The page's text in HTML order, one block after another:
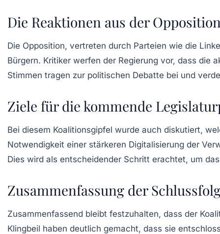
Die Reaktionen aus der
Die Opposition, vertreten durch Parteien wie die Linke
Bürgern. Kritiker werfen der Regierung vor, dass die
Stimmen tragen zur politischen Debatte bei und
Ziele für die kommende
Bei diesem Koalitionsgipfel wurde auch diskutiert,
Notwendigkeit einer stärkeren Digitalisierung der
Dies wird als entscheidender Schritt erachtet, um
Zusammenfassung der
Zusammenfassend bleibt festzuhalten, dass der
Klingbeil haben deutlich gemacht, dass sie